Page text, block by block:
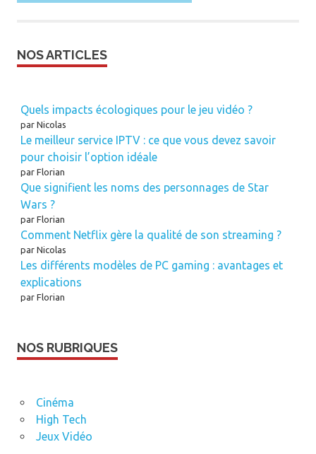
NOS ARTICLES
Quels impacts écologiques pour le jeu vidéo ?
par Nicolas
Le meilleur service IPTV : ce que vous devez savoir
pour choisir l’option idéale
par Florian
Que signifient les noms des personnages de Star
Wars ?
par Florian
Comment Netflix gère la qualité de son streaming ?
par Nicolas
Les différents modèles de PC gaming : avantages et
explications
par Florian
NOS RUBRIQUES
Cinéma
High Tech
Jeux Vidéo